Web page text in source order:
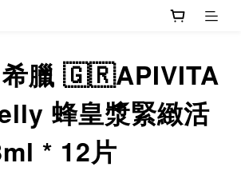
希臘 🇬🇷APIVITA
蜂皇漿緊緻活
* 12片